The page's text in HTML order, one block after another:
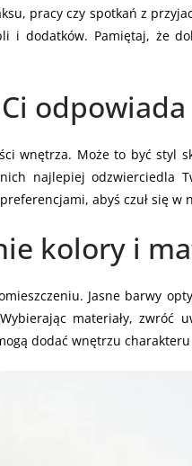
pracy czy spotkań z
i dodatków. Pamiętaj, że
odpowiada
wnętrza. Może to być styl
najlepiej odzwierciedla
abyś czuł się w
kolory i
Jasne barwy
materiały, zwróć
dodać wnętrzu